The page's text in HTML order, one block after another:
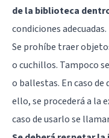
de la biblioteca
condiciones adecuadas.
Se prohíbe traer
o cuchillos. Tampoco
o ballestas. En caso de
ello, se procederá a la
caso de usarlo se